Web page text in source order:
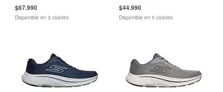
$67.990
Disponible en 3 colores
$44.990
Disponible en 5 colores